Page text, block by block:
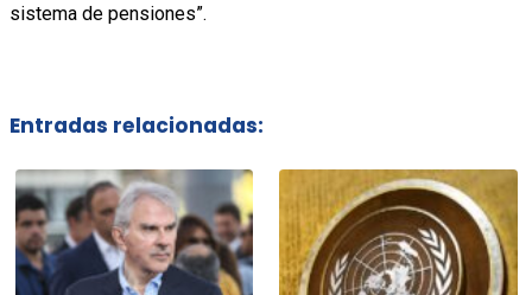
sistema de pensiones”.
Entradas relacionadas: